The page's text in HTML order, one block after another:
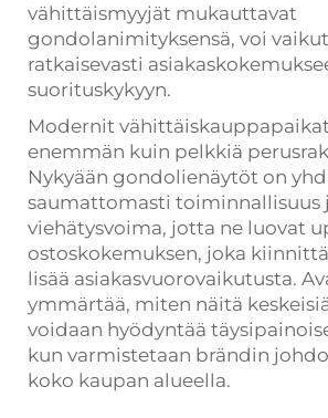
vähittäismyyjät mukauttavat
gondolanimityksensä, voi
ratkaisevasti
suorituskykyyn.
Modernit
enemmän kuin pelkkiä
Nykyään gondolienäytöt on
saumattomasti toiminnallisuus
viehätysvoima, jotta ne luovat
ostoskokemuksen, joka
lisää asiakasvuorovaikutusta.
ymmärtää, miten näitä
voidaan hyödyntää
kun varmistetaan brändin
koko kaupan alueella.